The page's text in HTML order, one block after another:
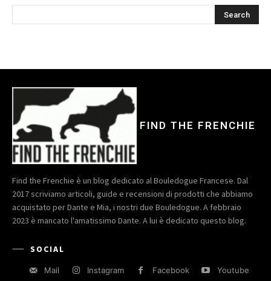
FIND THE FRENCHIE
Find the Frenchie è un blog dedicato al Bouledogue Francese. Dal
2017 scriviamo articoli, guide e recensioni di prodotti che abbiamo
acquistato per Dante e Mia, i nostri due Bouledogue. A febbraio
2023 è mancato l'amatissimo Dante. A lui è dedicato questo blog.
SOCIAL
Mail Instagram Facebook Youtube